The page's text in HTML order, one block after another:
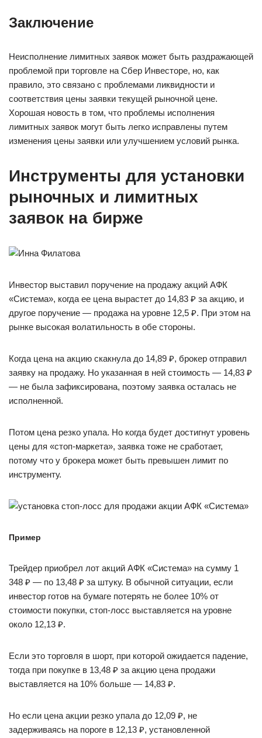
Заключение
Неисполнение лимитных заявок может быть раздражающей
проблемой при торговле на Сбер Инвесторе, но, как
правило, это связано с проблемами ликвидности и
соответствия цены заявки текущей рыночной цене.
Хорошая новость в том, что проблемы исполнения
лимитных заявок могут быть легко исправлены путем
изменения цены заявки или улучшением условий рынка.
Инструменты для установки
рыночных и лимитных
заявок на бирже
Инвестор выставил поручение на продажу акций АФК
«Система», когда ее цена вырастет до 14,83 ₽ за акцию, и
другое поручение — продажа на уровне 12,5 ₽. При этом на
рынке высокая волатильность в обе стороны.
Когда цена на акцию скакнула до 14,89 ₽, брокер отправил
заявку на продажу. Но указанная в ней стоимость — 14,83 ₽
— не была зафиксирована, поэтому заявка осталась не
исполненной.
Потом цена резко упала. Но когда будет достигнут уровень
цены для «стоп-маркета», заявка тоже не сработает,
потому что у брокера может быть превышен лимит по
инструменту.
Пример
Трейдер приобрел лот акций АФК «Система» на сумму 1
348 ₽ — по 13,48 ₽ за штуку. В обычной ситуации, если
инвестор готов на бумаге потерять не более 10% от
стоимости покупки, стоп-лосс выставляется на уровне
около 12,13 ₽.
Если это торговля в шорт, при которой ожидается падение,
тогда при покупке в 13,48 ₽ за акцию цена продажи
выставляется на 10% больше — 14,83 ₽.
Но если цена акции резко упала до 12,09 ₽, не
задерживаясь на пороге в 12,13 ₽, установленной